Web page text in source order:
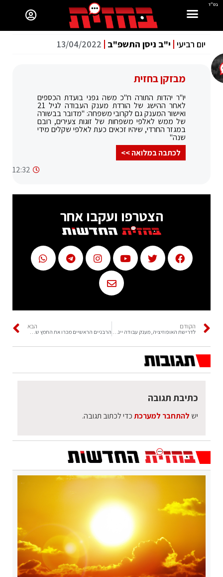
בס"ד
יום רביעי י"ב ניסן התשפ"ב 13/04/2022
מבזקן בחזית
יו"ר יהדות התורה ח"כ משה גפני בועדת הכספים
לאחר ההישג של הורדת מענק העבודה לגיל 21
ואישור המענק גם לקרובי משפחה: "מדובר בבשורה
של ממש לאלפי משפחות של זוגות צעירים, רובם
במגזר החרדי, שיהיו זכאים כעת לאלפי שקלים מידי
שנה"
לכתבה במלואה >>
12:32
הצטרפו ועקבו אחר
הקודם הבא
כתיבת תגובה
יש להתחבר למערכתכדי לכתוב תגובה.